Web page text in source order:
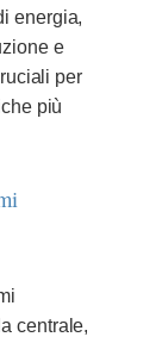
energia,
e
per
più
centrale,